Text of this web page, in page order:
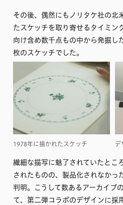
その後、偶然にもノリタケ社の北
たスケッチを取り寄せるタイミン
向け含め数千点もの中から発掘し
枚のスケッチでした。
1978年に描かれたスケッチ デ
繊細な描写に魅了されていたとこ
されたものの、製品化されなかっ
判明。こうして数あるアーカイブ
て、第二弾コラボのデザインに採